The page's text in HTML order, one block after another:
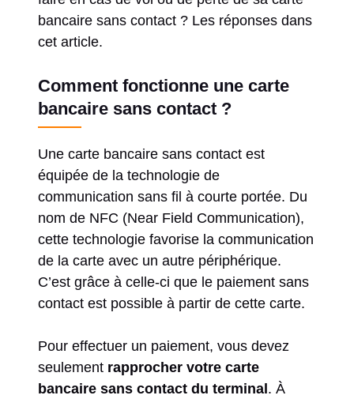
bancaire sans contact ? Les réponses dans
cet article.
Comment fonctionne une carte
bancaire sans contact ?
Une carte bancaire sans contact est
équipée de la technologie de
communication sans fil à courte portée. Du
nom de NFC (Near Field Communication),
cette technologie favorise la communication
de la carte avec un autre périphérique.
C’est grâce à celle-ci que le paiement sans
contact est possible à partir de cette carte.
Pour effectuer un paiement, vous devez
seulement rapprocher votre carte
bancaire sans contact du terminal . À